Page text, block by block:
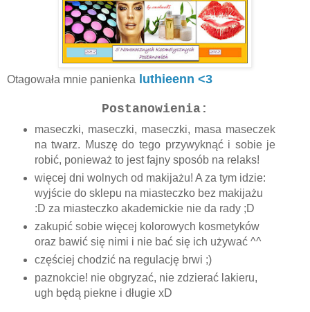
Otagowała mnie panienka luthieenn <3
Postanowienia:
maseczki, maseczki, maseczki, masa maseczek
na twarz. Muszę do tego przywyknąć i sobie je
robić, ponieważ to jest fajny sposób na relaks!
więcej dni wolnych od makijażu! A za tym idzie:
wyjście do sklepu na miasteczko bez makijażu
:D za miasteczko akademickie nie da rady ;D
zakupić sobie więcej kolorowych kosmetyków
oraz bawić się nimi i nie bać się ich używać ^^
częściej chodzić na regulację brwi ;)
paznokcie! nie obgryzać, nie zdzierać lakieru,
ugh będą piekne i długie xD